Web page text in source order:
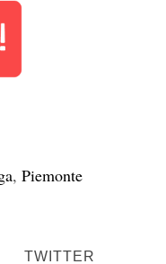
, Piemonte
TWITTER